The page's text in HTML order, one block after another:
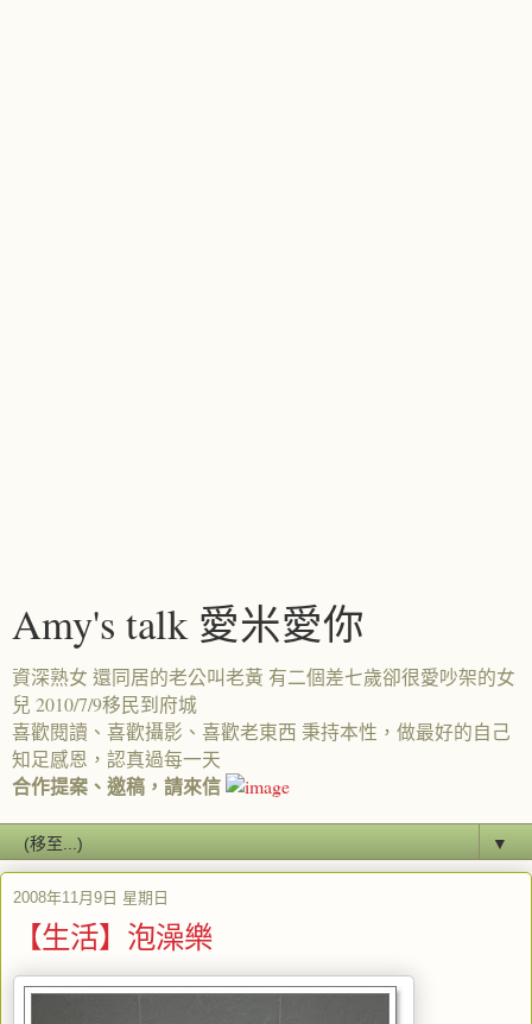
Amy's talk 愛米愛你
資深熟女 還同居的老公叫老黃 有二個差七歲卻很愛吵架的女
兒 2010/7/9移民到府城
喜歡閱讀、喜歡攝影、喜歡老東西 秉持本性，做最好的自己
知足感恩，認真過每一天
合作提案、邀稿，請來信
▼
2008年11月9日 星期日
【生活】泡澡樂